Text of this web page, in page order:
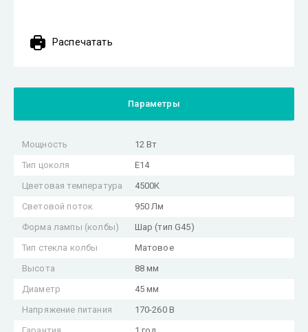
Распечатать
Параметры
Мощность
12 Вт
Тип цоколя
E14
Цветовая температура
4500К
Световой поток
950 Лм
Форма лампы (колбы)
Шар (тип G45)
Тип стекла колбы
Матовое
Высота
88 мм
Диаметр
45 мм
Напряжение питания
170-260 В